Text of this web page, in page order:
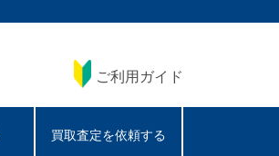
ご利用ガイド
買取査定を依頼する